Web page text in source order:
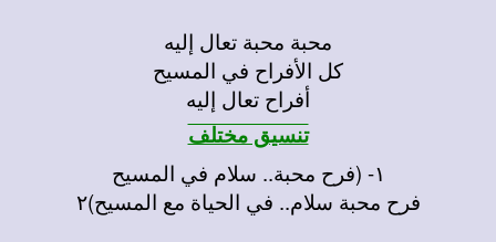
محبة محبة تعال إليه
كل الأفراح في المسيح
أفراح تعال إليه
تنسيق مختلف
١- (فرح محبة.. سلام في المسيح
فرح محبة سلام.. في الحياة مع المسيح)٢